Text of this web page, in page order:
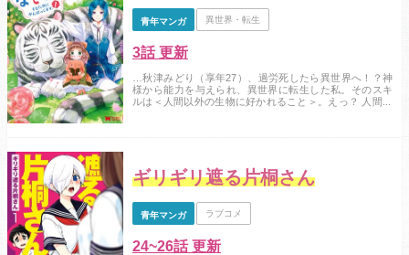
青年マンガ 異世界・転生
3話 更新
…秋津みどり（享年27）、過労死したら異世界へ！？神
様から能力を与えられ、異世界に転生した私。そのスキ
ルは＜人間以外の生物に好かれること＞。えっ？ 人間に
ギリギリ遮る片桐さん
青年マンガ ラブコメ
24~26話 更新